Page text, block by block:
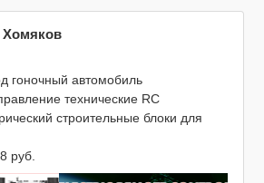
Хомяков
гоночный автомобиль
технические RC
строительные блоки для
руб.